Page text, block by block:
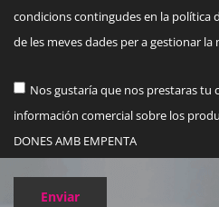
condicions contingudes en la política
de les meves dades per a gestionar
Nos gustaría que nos prestaras
información comercial sobre los
DONES AMB EMPENTA
Enviar